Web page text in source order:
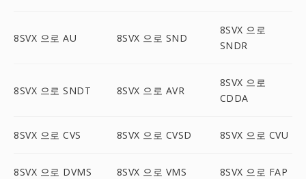
8SVX 으로 AU 8SVX 으로 SND
8SVX 으로
SNDR
8SVX 으로 SNDT 8SVX 으로 AVR
8SVX 으로
CDDA
8SVX 으로 CVS 8SVX 으로 CVSD 8SVX 으로 CVU
8SVX 으로 DVMS 8SVX 으로 VMS 8SVX 으로 FAP